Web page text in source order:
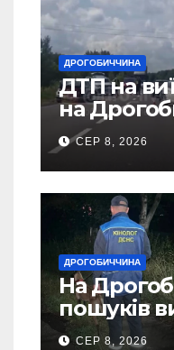
ДРОГОБИЧЧИНА
ДТП на
на
СЕР 8, 2026
ДРОГОБИЧЧИНА
На
пошуків
зниклого
СЕР 8, 2026